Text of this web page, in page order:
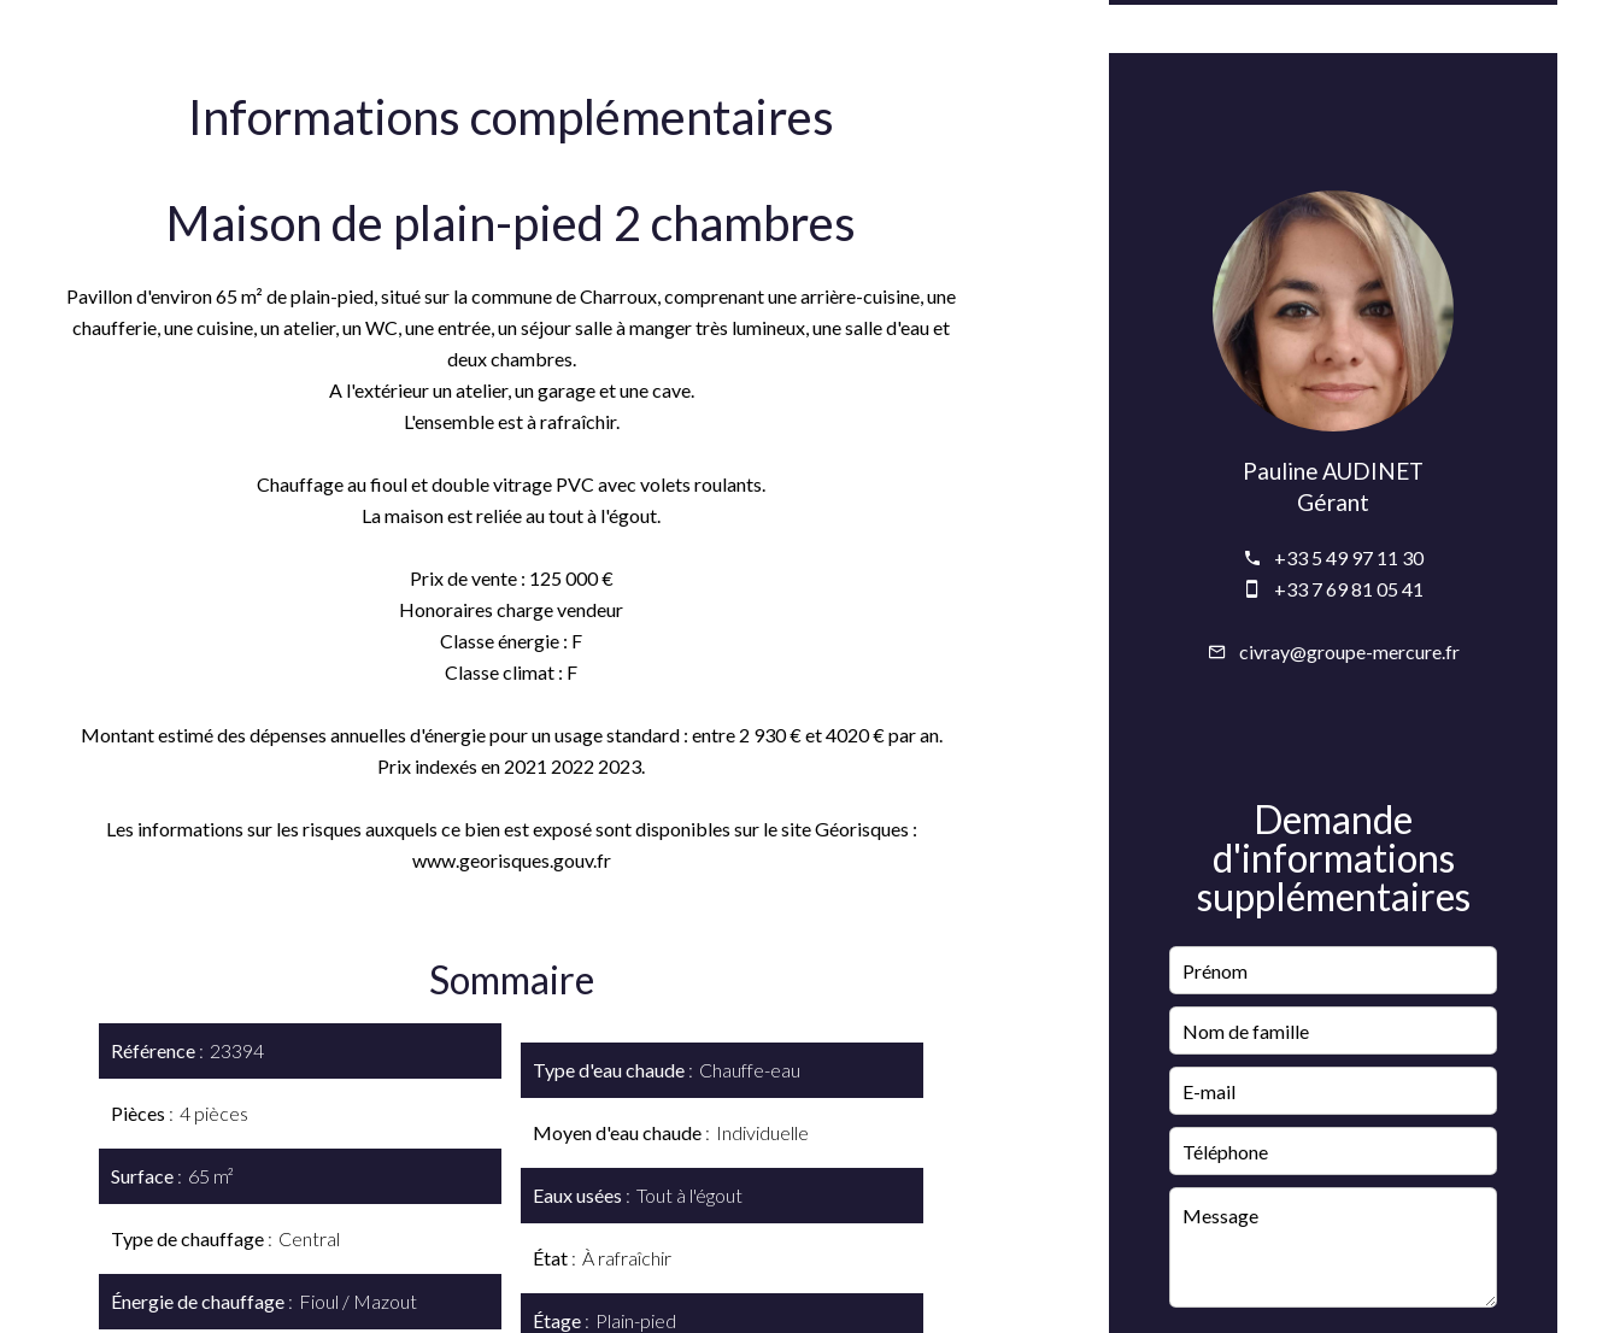
Informations complémentaires
Maison de plain-pied 2 chambres
Pavillon d'environ 65 m² de plain-pied, situé sur la commune de Charroux, comprenant une arrière-cuisine, une
chaufferie, une cuisine, un atelier, un WC, une entrée, un séjour salle à manger très lumineux, une salle d'eau et
deux chambres.
A l'extérieur un atelier, un garage et une cave.
L'ensemble est à rafraîchir.
Chauffage au fioul et double vitrage PVC avec volets roulants.
La maison est reliée au tout à l'égout.
Prix de vente : 125 000 €
Honoraires charge vendeur
Classe énergie : F
Classe climat : F
Montant estimé des dépenses annuelles d'énergie pour un usage standard : entre 2 930 € et 4020 € par an.
Prix indexés en 2021 2022 2023.
Les informations sur les risques auxquels ce bien est exposé sont disponibles sur le site Géorisques :
www.georisques.gouv.fr
Sommaire
Référence 23394
Pièces 4 pièces
Surface 65 m²
Type de chauffage Central
Énergie de chauffage Fioul / Mazout
Type d'eau chaude Chauffe-eau
Moyen d'eau chaude Individuelle
Eaux usées Tout à l'égout
État À rafraîchir
Étage Plain-pied
Pauline AUDINET
Gérant
+33 5 49 97 11 30
+33 7 69 81 05 41
civray@groupe-mercure.fr
Demande
d'informations
supplémentaires